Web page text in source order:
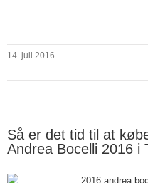
14. juli 2016
Så er det tid til at
Andrea Bocelli 2016 i